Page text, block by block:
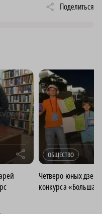
Поделиться
r ОБЩЕСТВО
Четверо юных
конкурса